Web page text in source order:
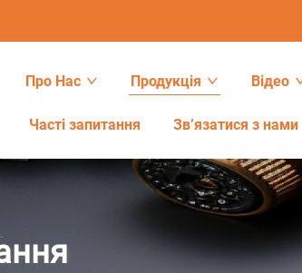
Про Нас Продукція Відео
Часті запитання Зв’язатися з нами